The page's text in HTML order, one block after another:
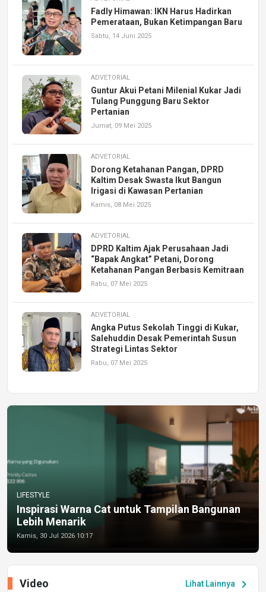
Fadly Himawan: IKN Harus Hadirkan
Pemerataan, Bukan Ketimpangan Baru
Sabtu, 14 Juni 2025
ADVETORIAL
Guntur Akui Petani Milenial Kukar Jadi
Tulang Punggung Baru Sektor
Pertanian
Jumat, 09 Mei 2025
ADVETORIAL
Dorong Ketahanan Pangan, DPRD
Kaltim Desak Swasta Ikut Bangun
Irigasi di Kawasan Pertanian
Kamis, 08 Mei 2025
ADVETORIAL
DPRD Kaltim Ajak Perusahaan Jadi
“Bapak Angkat” Petani, Dorong
Ketahanan Pangan Berbasis Kemitraan
Rabu, 07 Mei 2025
ADVETORIAL
Angka Putus Sekolah Tinggi di Kukar,
Salehuddin Desak Pemerintah Susun
Strategi Lintas Sektor
Rabu, 07 Mei 2025
LIFESTYLE
Inspirasi Warna Cat untuk Tampilan Bangunan
Lebih Menarik
Kamis, 30 Jul 2026 10:17
Lihat Lainnya chevron_right
Video